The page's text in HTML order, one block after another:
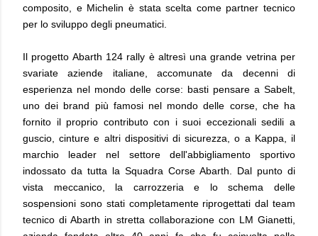
composito, e Michelin è stata scelta come partner tecnico
per lo sviluppo degli pneumatici.
Il progetto Abarth 124 rally è altresì una grande vetrina per
svariate aziende italiane, accomunate da decenni di
esperienza nel mondo delle corse: basti pensare a Sabelt,
uno dei brand più famosi nel mondo delle corse, che ha
fornito il proprio contributo con i suoi eccezionali sedili a
guscio, cinture e altri dispositivi di sicurezza, o a Kappa, il
marchio leader nel settore dell'abbigliamento sportivo
indossato da tutta la Squadra Corse Abarth. Dal punto di
vista meccanico, la carrozzeria e lo schema delle
sospensioni sono stati completamente riprogettati dal team
tecnico di Abarth in stretta collaborazione con LM Gianetti,